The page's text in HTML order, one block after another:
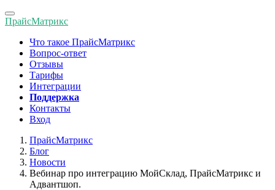
Toggle
navigation
ПрайсМатрикс
Что такое ПрайсМатрикс
Вопрос-ответ
Отзывы
Тарифы
Интеграции
Поддержка
Контакты
Вход
ПрайсМатрикс
Блог
Новости
Вебинар про интеграцию МойСклад, ПрайсМатрикс и
Адвантшоп.